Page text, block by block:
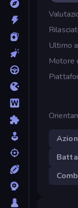
Ultimo
Motore